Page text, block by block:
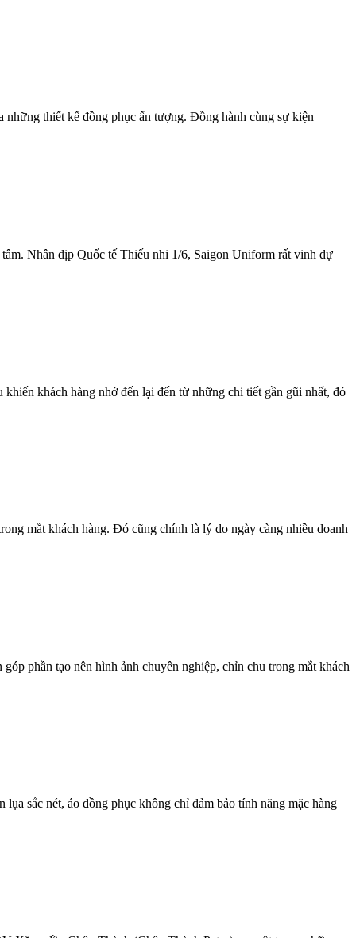
thiết kế đồng phục ấn tượng. Đồng hành cùng sự kiện
Nhân dịp Quốc tế Thiếu nhi 1/6, Saigon Uniform rất vinh dự
khách hàng nhớ đến lại đến từ những chi tiết gần gũi nhất, đó
mắt khách hàng. Đó cũng chính là lý do ngày càng nhiều doanh
phần tạo nên hình ảnh chuyên nghiệp, chỉn chu trong mắt khách
sắc nét, áo đồng phục không chỉ đảm bảo tính năng mặc hàng